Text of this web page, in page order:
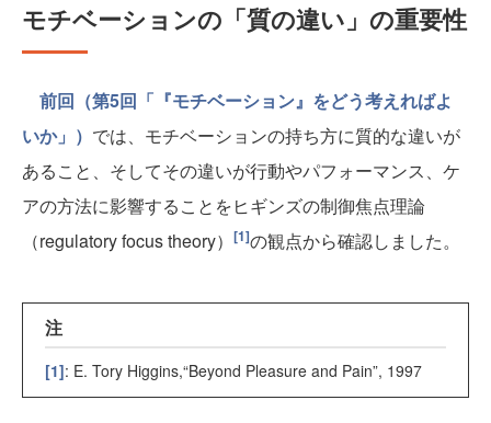
モチベーションの「質の違い」の重要性
前回（第5回「『モチベーション』をどう考えればよ
いか」） では、モチベーションの持ち方に質的な違いが
あること、そしてその違いが行動やパフォーマンス、ケ
アの方法に影響することをヒギンズの制御焦点理論
（regulatory focus theory） [1]の観点から確認しました。
注
[1]: E. Tory Higgins,“Beyond Pleasure and Pain”, 1997